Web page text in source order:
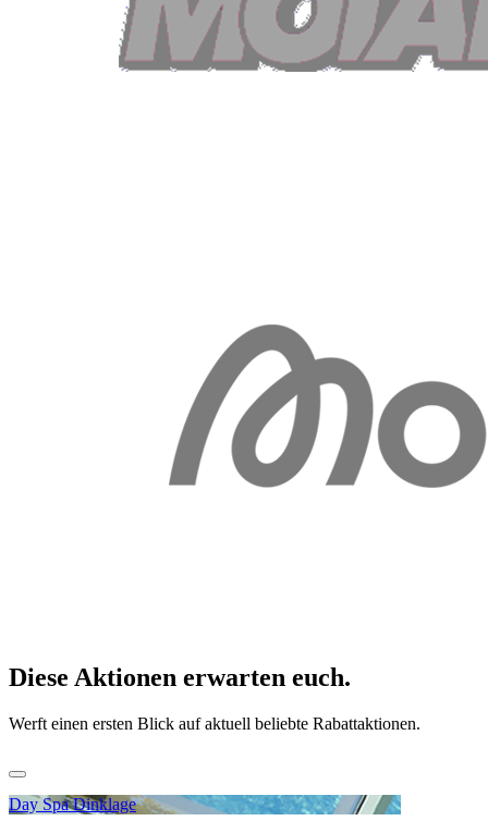
Diese Aktionen erwarten euch.
Werft einen ersten Blick auf aktuell beliebte Rabattaktionen.
Day Spa Dinklage